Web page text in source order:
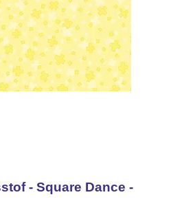
- Square Dance -